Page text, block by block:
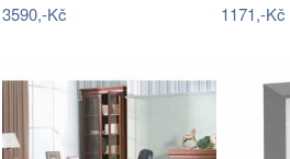
3590,-Kč 1171,-Kč